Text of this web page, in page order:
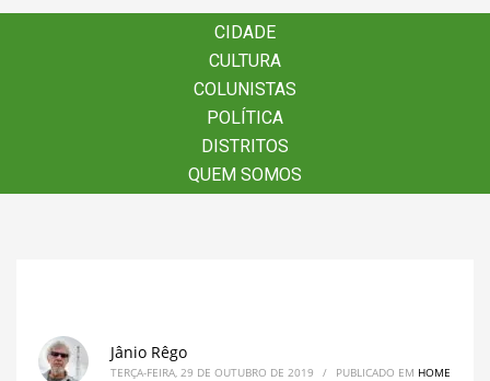
CIDADE
CULTURA
COLUNISTAS
POLÍTICA
DISTRITOS
QUEM SOMOS
CIDADE
CULTURA
COLUNISTAS
POLÍTICA
DISTRITOS
QUEM SOMOS
Jânio Rêgo
TERÇA-FEIRA, 29 DE OUTUBRO DE 2019 / PUBLICADO EM HOME